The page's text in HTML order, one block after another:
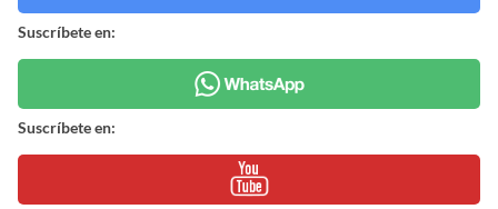
Suscríbete en:
Suscríbete en: